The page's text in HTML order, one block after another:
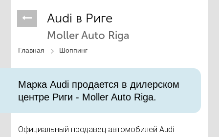
Audi в Риге
Moller Auto Riga
Главная Шоппинг
Марка Audi продается в дилерском
центре Риги - Moller Auto Riga.
Официальный продавец автомобилей Audi